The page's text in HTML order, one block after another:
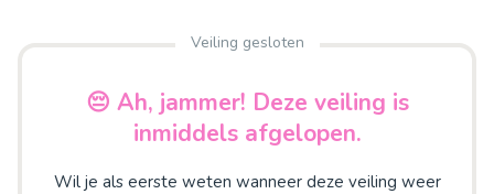
Veiling gesloten
😔 Ah, jammer! Deze veiling is
inmiddels afgelopen.
Wil je als eerste weten wanneer deze veiling weer